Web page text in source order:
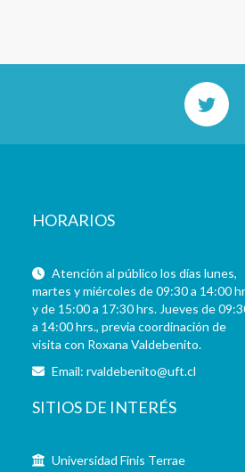
HORARIOS
Atención al público los días lunes,
martes y miércoles de 09:30 a 14:00
y de 15:00 a 17:30 hrs. Jueves de
a 14:00 hrs., previa coordinación de
visita con Roxana Valdebenito.
Email:rvaldebenito@uft.cl
SITIOS DE INTERÉS
Universidad Finis Terrae